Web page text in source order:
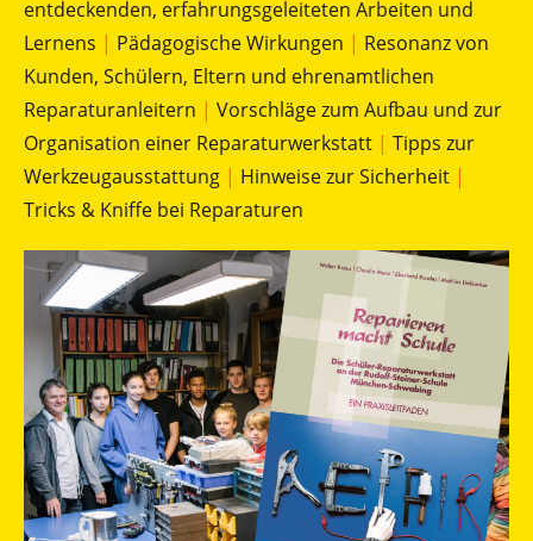
entdeckenden, erfahrungsgeleiteten Arbeiten und
Lernens | Pädagogische Wirkungen | Resonanz von
Kunden, Schülern, Eltern und ehrenamtlichen
Reparaturanleitern | Vorschläge zum Aufbau und zur
Organisation einer Reparaturwerkstatt | Tipps zur
Werkzeugausstattung | Hinweise zur Sicherheit |
Tricks & Kniffe bei Reparaturen